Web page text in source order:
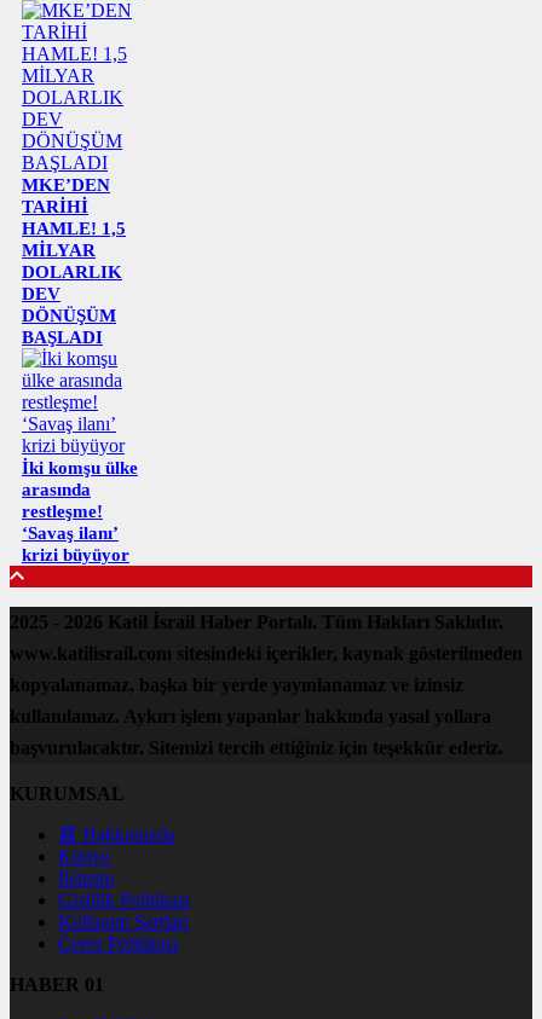
MKE’DEN
TARİHİ
HAMLE! 1,5
MİLYAR
DOLARLIK
DEV
DÖNÜŞÜM
BAŞLADI
İki komşu ülke
arasında
restleşme!
‘Savaş ilanı’
krizi büyüyor
2025 - 2026 Katil İsrail Haber Portalı. Tüm Hakları Saklıdır.
www.katilisrail.com sitesindeki içerikler, kaynak gösterilmeden
kopyalanamaz, başka bir yerde yayınlanamaz ve izinsiz
kullanılamaz. Aykırı işlem yapanlar hakkında yasal yollara
başvurulacaktır. Sitemizi tercih ettiğiniz için teşekkür ederiz.
KURUMSAL
📰 Hakkımızda
Künye
İletişim
Gizlilik Politikası
Kullanım Şartları
Çerez Politikası
HABER 01